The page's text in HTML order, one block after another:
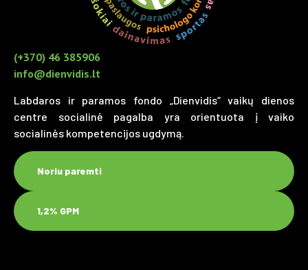
(+370) 46 385906
info@dienvidis.lt
Labdaros ir paramos fondo „Dienvidis“ vaikų dienos
centre socialinė pagalba yra orientuota į vaiko
socialinės kompetencijos ugdymą.
Noriu paremti
1,2% GPM